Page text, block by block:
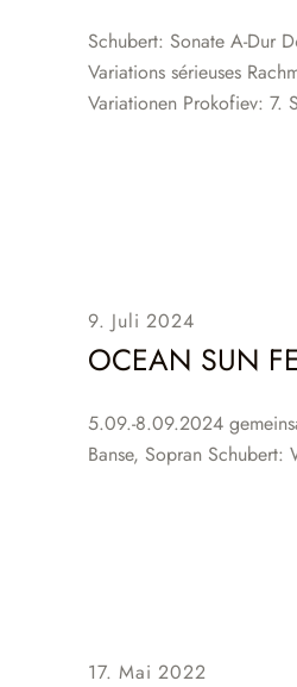
Schubert: Sonate A-Dur
Variations sérieuses
Variationen Prokofiev: 7.
9. Juli 2024
OCEAN SUN
5.09.-8.09.2024
Banse, Sopran Schubert:
17. Mai 2022